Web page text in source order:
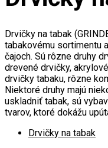
Drvičky na tabak
tabakovému sortimentu
čajoch. Sú rôzne druhy
drevené drvičky,
drvičky tabaku, rôzne
Niektoré druhy majú
uskladniť tabak, sú
tvarov, ktoré dokážu
Drvičky na tabak